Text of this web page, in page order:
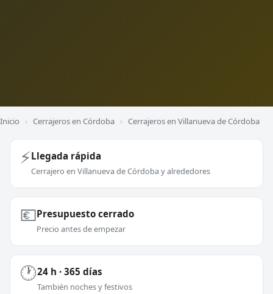
Inicio › Cerrajeros en Córdoba › Cerrajeros en Villanueva de Córdoba
⚡Llegada rápida
Cerrajero en Villanueva de Córdoba y alrededores
💶Presupuesto cerrado
Precio antes de empezar
🕐24 h · 365 días
También noches y festivos